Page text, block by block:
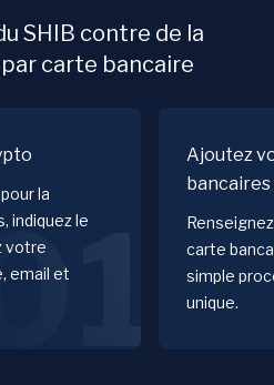
SHIB contre de la
carte bancaire
la
indiquez le
votre
email et
Ajoutez
bancaires
carte
simple
unique.